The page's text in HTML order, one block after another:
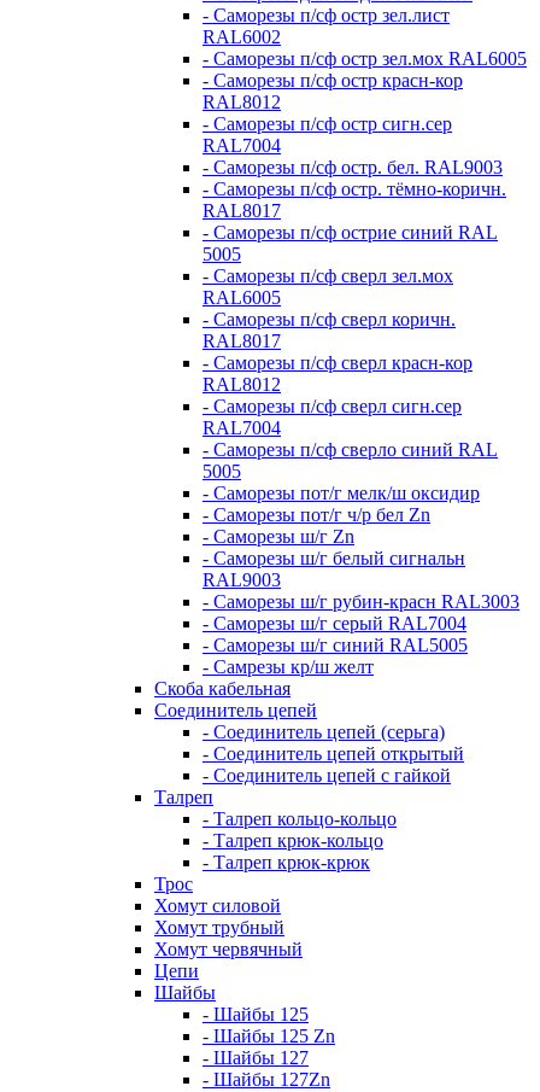
- Саморезы п/сф остр зел.лист
RAL6002
- Саморезы п/сф остр зел.мох RAL6005
- Саморезы п/сф остр красн-кор
RAL8012
- Саморезы п/сф остр сигн.сер
RAL7004
- Саморезы п/сф остр. бел. RAL9003
- Саморезы п/сф остр. тёмно-коричн.
RAL8017
- Саморезы п/сф острие синий RAL
5005
- Саморезы п/сф сверл зел.мох
RAL6005
- Саморезы п/сф сверл коричн.
RAL8017
- Саморезы п/сф сверл красн-кор
RAL8012
- Саморезы п/сф сверл сигн.сер
RAL7004
- Саморезы п/сф сверло синий RAL
5005
- Саморезы пот/г мелк/ш оксидир
- Саморезы пот/г ч/р бел Zn
- Саморезы ш/г Zn
- Саморезы ш/г белый сигнальн
RAL9003
- Саморезы ш/г рубин-красн RAL3003
- Саморезы ш/г серый RAL7004
- Саморезы ш/г синий RAL5005
- Самрезы кр/ш желт
Скоба кабельная
Соединитель цепей
- Соединитель цепей (серьга)
- Соединитель цепей открытый
- Соединитель цепей с гайкой
Талреп
- Талреп кольцо-кольцо
- Талреп крюк-кольцо
- Талреп крюк-крюк
Трос
Хомут силовой
Хомут трубный
Хомут червячный
Цепи
Шайбы
- Шайбы 125
- Шайбы 125 Zn
- Шайбы 127
- Шайбы 127Zn